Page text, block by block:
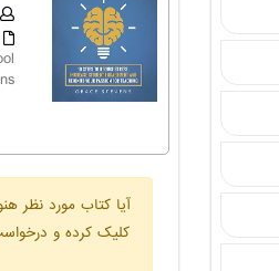
آیا کتاب مورد نظر
کلیک کرده و